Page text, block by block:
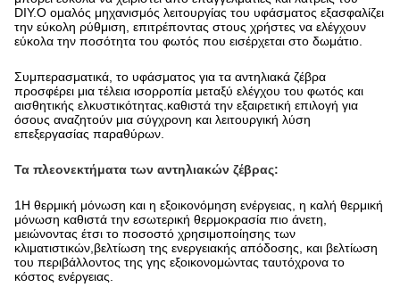
DIY.Ο ομαλός μηχανισμός λειτουργίας του υφάσματος εξασφαλίζει
την εύκολη ρύθμιση, επιτρέποντας στους χρήστες να ελέγχουν
εύκολα την ποσότητα του φωτός που εισέρχεται στο δωμάτιο.
Συμπερασματικά, το υφάσματος για τα αντηλιακά ζέβρα
προσφέρει μια τέλεια ισορροπία μεταξύ ελέγχου του φωτός και
αισθητικής ελκυστικότητας.καθιστά την εξαιρετική επιλογή για
όσους αναζητούν μια σύγχρονη και λειτουργική λύση
επεξεργασίας παραθύρων.
Τα πλεονεκτήματα των αντηλιακών ζέβρας:
1Η θερμική μόνωση και η εξοικονόμηση ενέργειας, η καλή θερμική
μόνωση καθιστά την εσωτερική θερμοκρασία πιο άνετη,
μειώνοντας έτσι το ποσοστό χρησιμοποίησης των
κλιματιστικών,βελτίωση της ενεργειακής απόδοσης, και βελτίωση
του περιβάλλοντος της γης εξοικονομώντας ταυτόχρονα το
κόστος ενέργειας.